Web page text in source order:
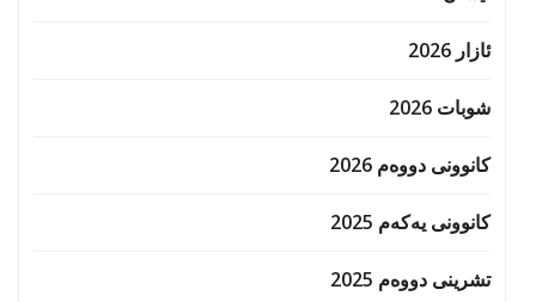
ئازار 2026
شوبات 2026
کانوونی دووەم 2026
کانوونی یەکەم 2025
تشرینی دووەم 2025